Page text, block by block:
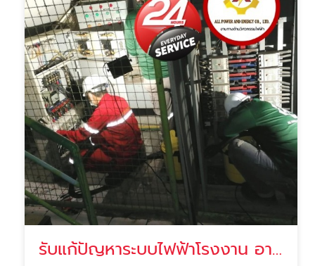
รับแก้ปัญหาระบบไฟฟ้าโรงงาน อาคาร ด่วน 24ชั่วโมง